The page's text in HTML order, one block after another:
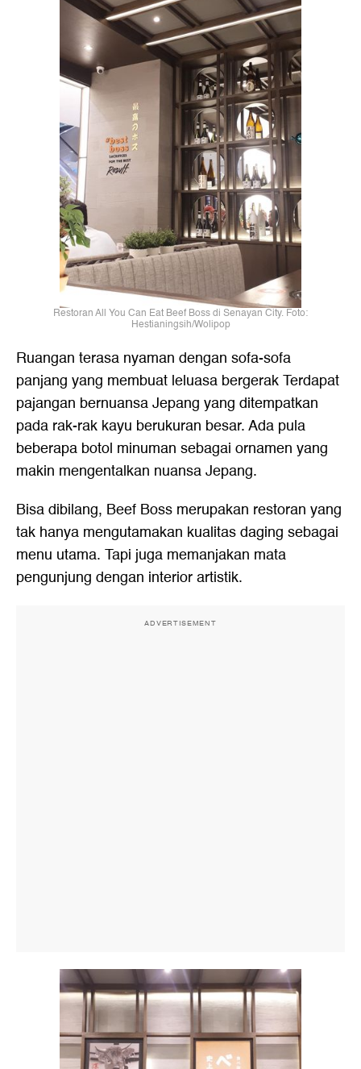
Restoran All You Can Eat Beef Boss di Senayan City. Foto:
Hestianingsih/Wolipop
Ruangan terasa nyaman dengan sofa-sofa
panjang yang membuat leluasa bergerak Terdapat
pajangan bernuansa Jepang yang ditempatkan
pada rak-rak kayu berukuran besar. Ada pula
beberapa botol minuman sebagai ornamen yang
makin mengentalkan nuansa Jepang.
Bisa dibilang, Beef Boss merupakan restoran yang
tak hanya mengutamakan kualitas daging sebagai
menu utama. Tapi juga memanjakan mata
pengunjung dengan interior artistik.
ADVERTISEMENT